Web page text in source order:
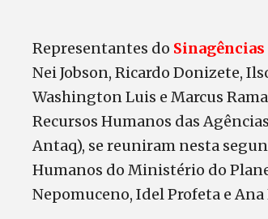
Representantes do Sinagências
Nei Jobson, Ricardo Donizete,
Washington Luis e Marcus
Recursos Humanos das
Antaq), se reuniram nesta
Humanos do Ministério do
Nepomuceno, Idel Profeta e Ana